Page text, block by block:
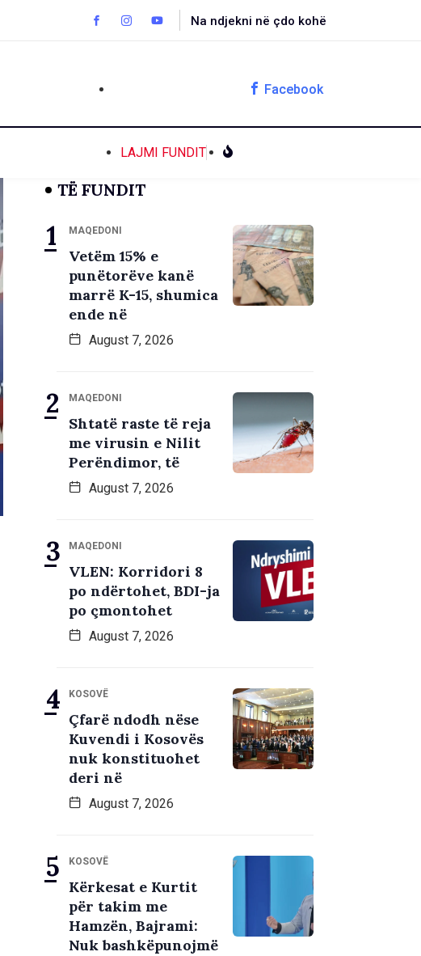
Na ndjekni në çdo kohë
Facebook
LAJMI FUNDIT
TË FUNDIT
MAQEDONI
Vetëm 15% e
punëtorëve kanë
marrë K-15, shumica
ende në
August 7, 2026
MAQEDONI
Shtatë raste të reja
me virusin e Nilit
Perëndimor, të
August 7, 2026
MAQEDONI
VLEN: Korridori 8
po ndërtohet, BDI-ja
po çmontohet
August 7, 2026
KOSOVË
Çfarë ndodh nëse
Kuvendi i Kosovës
nuk konstituohet
deri në
August 7, 2026
KOSOVË
Kërkesat e Kurtit
për takim me
Hamzën, Bajrami:
Nuk bashkëpunojmë